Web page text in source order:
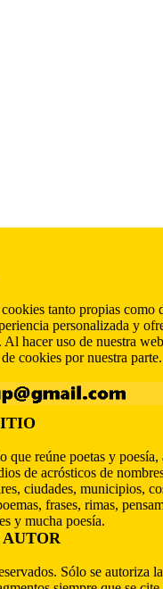
tanto propias como
personalizada y
Al hacer uso de nuestra
cookies por nuestra
que reúne poetas y poesía,
de acrósticos de
ciudades, municipios,
frases, rimas,
y mucha poesía.
AUTOR
Sólo se autoriza